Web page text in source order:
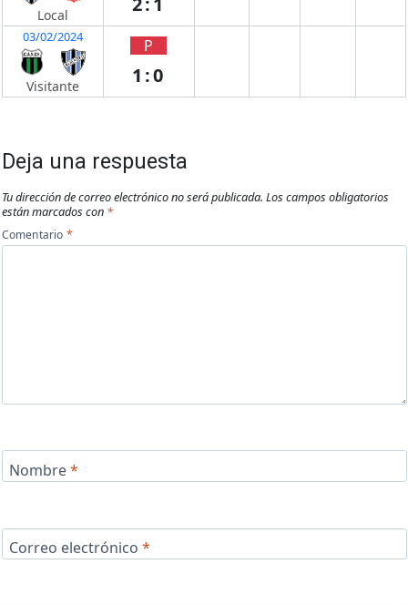
Local
03/02/2024
Visitante
P
1:0
Deja una respuesta
Tu dirección de correo electrónico no será publicada. Los campos obligatorios
están marcados con *
Comentario *
Nombre*
Correo electrónico *